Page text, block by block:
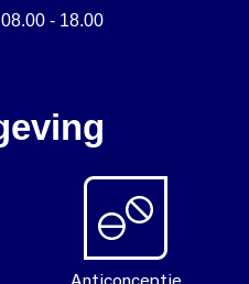
08.00 - 18.00